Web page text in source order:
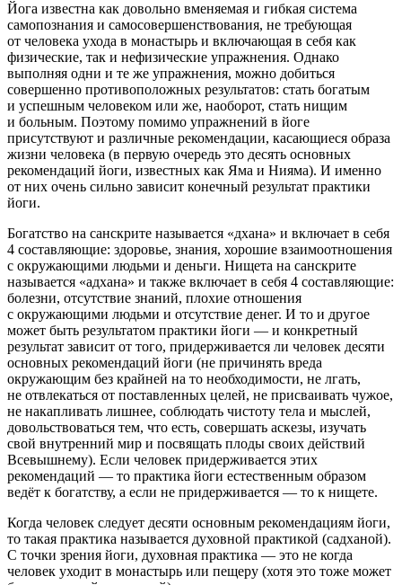
Йога известна как довольно вменяемая и гибкая система
самопознания и самосовершенствования, не требующая
от человека ухода в монастырь и включающая в себя как
физические, так и нефизические упражнения. Однако
выполняя одни и те же упражнения, можно добиться
совершенно противоположных результатов: стать богатым
и успешным человеком или же, наоборот, стать нищим
и больным. Поэтому помимо упражнений в йоге
присутствуют и различные рекомендации, касающиеся образа
жизни человека (в первую очередь это десять основных
рекомендаций йоги, известных как Яма и Нияма). И именно
от них очень сильно зависит конечный результат практики
йоги.
Богатство на санскрите называется «дхана» и включает в себя
4 составляющие: здоровье, знания, хорошие взаимоотношения
с окружающими людьми и деньги. Нищета на санскрите
называется «адхана» и также включает в себя 4 составляющие:
болезни, отсутствие знаний, плохие отношения
с окружающими людьми и отсутствие денег. И то и другое
может быть результатом практики йоги — и конкретный
результат зависит от того, придерживается ли человек десяти
основных рекомендаций йоги (не причинять вреда
окружающим без крайней на то необходимости, не лгать,
не отвлекаться от поставленных целей, не присваивать чужое,
не накапливать лишнее, соблюдать чистоту тела и мыслей,
довольствоваться тем, что есть, совершать аскезы, изучать
свой внутренний мир и посвящать плоды своих действий
Всевышнему). Если человек придерживается этих
рекомендаций — то практика йоги естественным образом
ведёт к богатству, а если не придерживается — то к нищете.
Когда человек следует десяти основным рекомендациям йоги,
то такая практика называется духовной практикой (садханой).
С точки зрения йоги, духовная практика — это не когда
человек уходит в монастырь или пещеру (хотя это тоже может